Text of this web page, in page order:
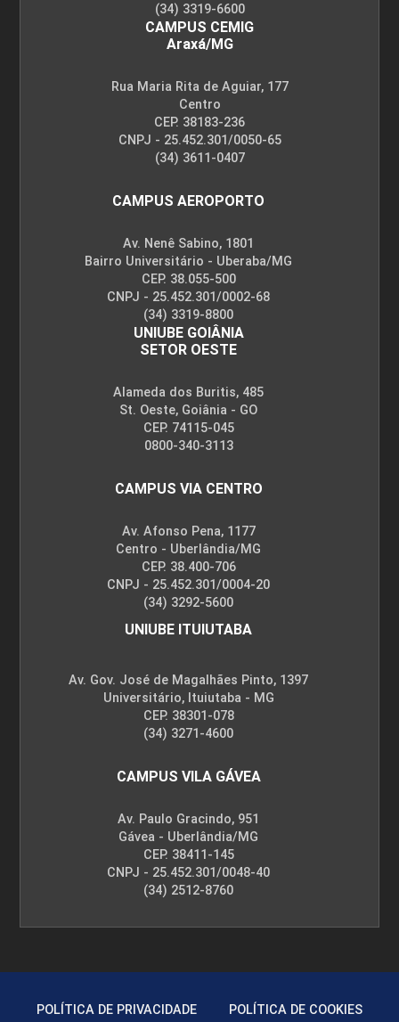
(34) 3319-6600
CAMPUS CEMIG
Araxá/MG
Rua Maria Rita de Aguiar, 177
Centro
CEP. 38183-236
CNPJ - 25.452.301/0050-65
(34) 3611-0407
CAMPUS AEROPORTO
Av. Nenê Sabino, 1801
Bairro Universitário - Uberaba/MG
CEP. 38.055-500
CNPJ - 25.452.301/0002-68
(34) 3319-8800
UNIUBE GOIÂNIA
SETOR OESTE
Alameda dos Buritis, 485
St. Oeste, Goiânia - GO
CEP. 74115-045
0800-340-3113
CAMPUS VIA CENTRO
Av. Afonso Pena, 1177
Centro - Uberlândia/MG
CEP. 38.400-706
CNPJ - 25.452.301/0004-20
(34) 3292-5600
UNIUBE ITUIUTABA
Av. Gov. José de Magalhães Pinto, 1397
Universitário, Ituiutaba - MG
CEP. 38301-078
(34) 3271-4600
CAMPUS VILA GÁVEA
Av. Paulo Gracindo, 951
Gávea - Uberlândia/MG
CEP. 38411-145
CNPJ - 25.452.301/0048-40
(34) 2512-8760
POLÍTICA DE PRIVACIDADE POLÍTICA DE COOKIES